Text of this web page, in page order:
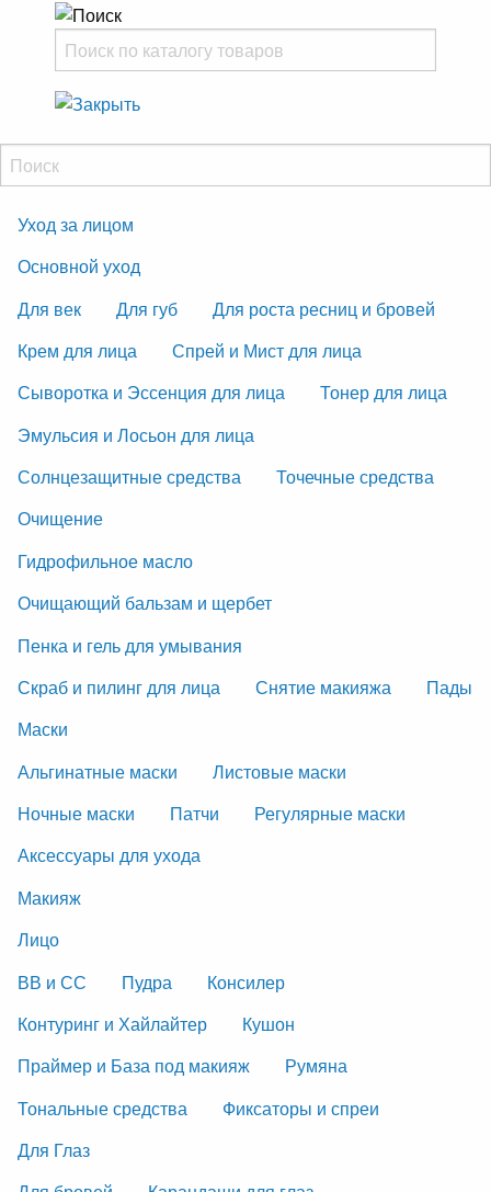
Уход за лицом
Основной уход
Для век
Для губ
Для роста ресниц и бровей
Крем для лица
Спрей и Мист для лица
Сыворотка и Эссенция для лица
Тонер для лица
Эмульсия и Лосьон для лица
Солнцезащитные средства
Точечные средства
Очищение
Гидрофильное масло
Очищающий бальзам и щербет
Пенка и гель для умывания
Скраб и пилинг для лица
Снятие макияжа
Пады
Маски
Альгинатные маски
Листовые маски
Ночные маски
Патчи
Регулярные маски
Аксессуары для ухода
Макияж
Лицо
ВВ и СС
Пудра
Консилер
Контуринг и Хайлайтер
Кушон
Праймер и База под макияж
Румяна
Тональные средства
Фиксаторы и спреи
Для Глаз